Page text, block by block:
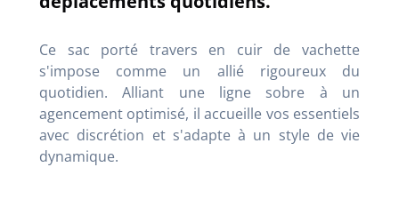
Ce sac porté travers en cuir de vachette
s'impose comme un allié rigoureux du
quotidien. Alliant une ligne sobre à un
agencement optimisé, il accueille vos essentiels
avec discrétion et s'adapte à un style de vie
dynamique.